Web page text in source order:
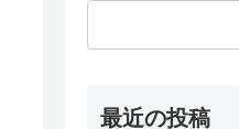
最近の投稿